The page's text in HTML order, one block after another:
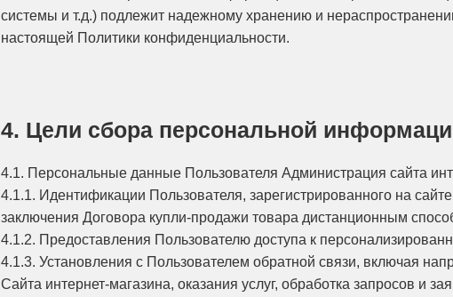
системы и т.д.) подлежит надежному хранению и
настоящей Политики конфиденциальности.
4. Цели сбора персональной
4.1. Персональные данные Пользователя Администрация сайта
4.1.1. Идентификации Пользователя, зарегистрированного на
заключения Договора купли-продажи товара дистанционным
4.1.2. Предоставления Пользователю доступа к
4.1.3. Установления с Пользователем обратной связи, включая
Сайта интернет-магазина, оказания услуг, обработка запросов и